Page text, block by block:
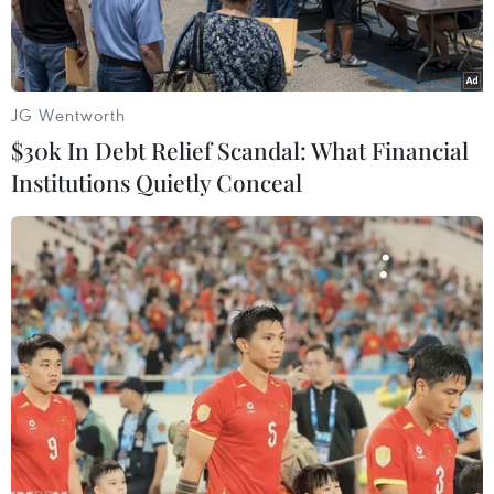
sỹ.
Các lực lượng tham gia khai quật, lấy mẫu ADN phần mộ liệt
sỹ. (Ảnh: Hữu Quyết/TTXVN)
Tại Hội nghị triển khai kế hoạch tổ chức lấy
mẫu, bàn giao mẫu hài cốt liệt sỹ trên địa bàn
JG Wentworth
$30k In Debt Relief Scandal: What Financial
Institutions Quietly Conceal